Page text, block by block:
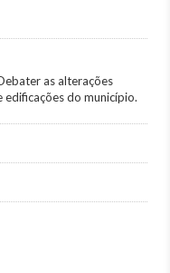
as alterações
do município.